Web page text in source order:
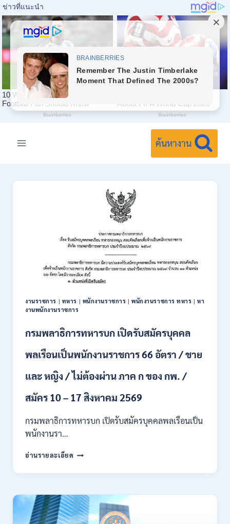
ค้นหางาน
งานราชการ | ทหาร | พนักงานราชการ |พนักงานราชการ ทหาร |หา
งานพนักงานราชการ
กรมพลาธิการทหารบก เปิดรับสมัครบุคคล
พลเรือนเป็นพนักงานราชการ 66 อัตรา / ชาย
และ หญิง / ไม่ต้องผ่าน ภาค ก ของ กพ. /
สมัคร 10 – 17 สิงหาคม 2569
กรมพลาธิการทหารบก เปิดรับสมัครบุคคลพลเรือนเป็น
พนักงานรา…
อ่านรายละเอียด กรม
ทหาร
เปิด
รับ
สมัคร